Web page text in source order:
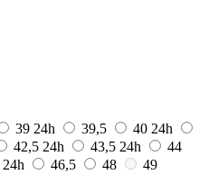
39 24h 39,5 40 24h
42,5 24h 43,5 24h
44
24h 46,5 48
49